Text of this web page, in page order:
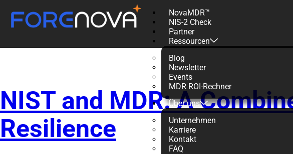
NovaMDR™
NIS-2 Check
Partner
Ressourcen
Blog
Newsletter
Events
MDR ROI-Rechner
Über uns
Unternehmen
Karriere
Kontakt
FAQ
Schlagwort:MDR
NIST and MDR: A
Resilience